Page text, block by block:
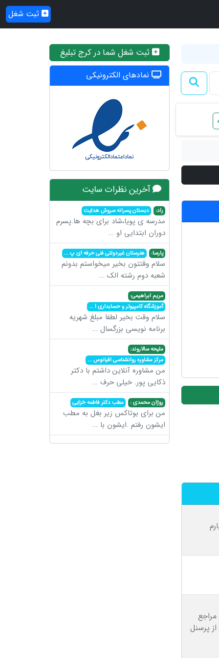
ثبت شغل
پرسنل
ثبت شغل شما در کرج تبلیغ
نمادهای الکترونیکی
آخرین نظرات سایت
راد: دبستان پسرانه سروش هدایت
مدرسه ی پویا،شاد برای بچه ها.پسرم
دوران ابتدایی او ...
پارسا: هنرستان غیردولتی فنی حرفه ای پ...
سلام وقتتون بخیر میخواستم بدونم
شعبه دوم رشته الک ...
مریم ابراهیمی:
آموزشگاه کامپیوتر و حسابداری ا...
سلام وقت بخیر لطفا مبلغ شهریه
برنامه نویسی بزرگسال ...
ملیحه سالاروند:
مرکز مشاوره روانشناسی اقیانوس...
من مشاوره آنلاین داشتم با دکتر
ذکایی پور. خیلی حرف ...
روژان محمدی : مطب دکتر فاطمه خزایی
من برای بوتاکس زیر بغل به مطب
ایشون رفتم .ایشون با ...